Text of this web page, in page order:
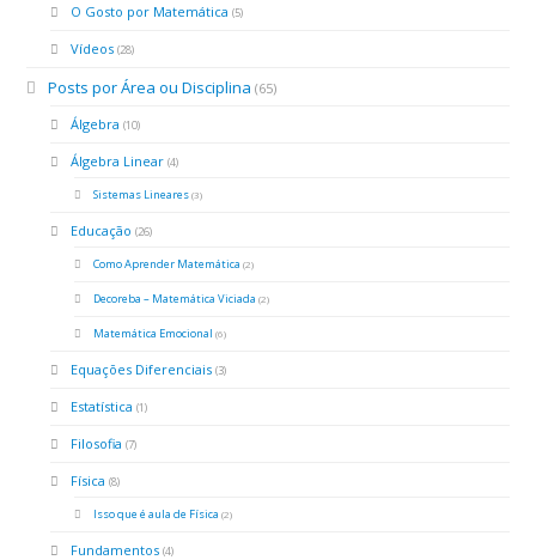
O Gosto por Matemática (5)
Vídeos (28)
Posts por Área ou Disciplina (65)
Álgebra (10)
Álgebra Linear (4)
Sistemas Lineares (3)
Educação (26)
Como Aprender Matemática (2)
Decoreba – Matemática Viciada (2)
Matemática Emocional (6)
Equações Diferenciais (3)
Estatística (1)
Filosofia (7)
Física (8)
Isso que é aula de Física (2)
Fundamentos (4)